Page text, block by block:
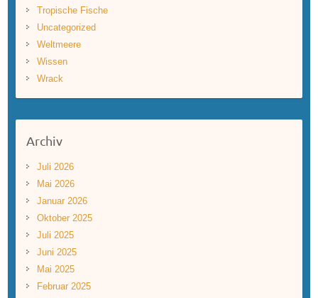
Tropische Fische
Uncategorized
Weltmeere
Wissen
Wrack
Archiv
Juli 2026
Mai 2026
Januar 2026
Oktober 2025
Juli 2025
Juni 2025
Mai 2025
Februar 2025